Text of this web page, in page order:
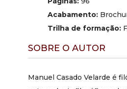
Acabamento:
Trilha de formação:
SOBRE O AUTOR
Manuel Casado Velarde é